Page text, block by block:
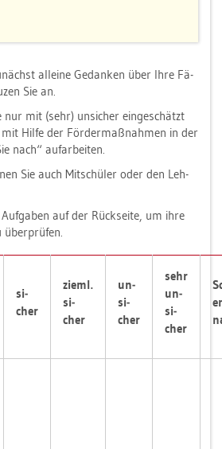
al­lei­ne Ge­dan­ken über Ihre Fä­
Sie an.
nur mit (sehr) un­si­cher ein­ge­schätzt
Hilfe der För­der­maß­nah­men in der
nach“ auf­ar­bei­ten.
Sie auch Mit­schü­ler oder den Leh­
auf der Rück­sei­te, um ihre
über­prü­fen.
si­
cher
zieml.
si­
cher
un­
si­
cher
sehr
un­
si­
cher